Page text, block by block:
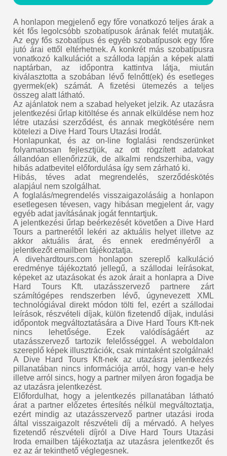
A honlapon megjelenő egy főre vonatkozó teljes árak a
két fős legolcsóbb szobatípusok árának felét mutatják.
Az egy fős szobatípus és egyéb szobatípusok egy főre
jutó árai ettől eltérhetnek. A konkrét más szobatípusra
vonatkozó kalkulációt a szálloda lapján a képek alatti
naptárban, az időpontra kattintva látja, miután
kiválasztotta a szobában lévő felnőtt(ek) és esetleges
gyermek(ek) számát. A fizetési ütemezés a teljes
összeg alatt látható.
Az ajánlatok nem a szabad helyeket jelzik. Az utazásra
jelentkezési űrlap kitöltése és annak elküldése nem hoz
létre utazási szerződést, és annak megkötésére nem
kötelezi a Dive Hard Tours Utazási Irodát.
Honlapunkat, és az on-line foglalási rendszerünket
folyamatosan fejlesztjük, az ott rögzített adatokat
állandóan ellenőrizzük, de alkalmi rendszerhiba, vagy
hibás adatbevitel előfordulása így sem zárható ki.
Hibás, téves adat megrendelés, szerződéskötés
alapjául nem szolgálhat.
A foglalás/megrendelés visszaigazolásáig a honlapon
esetlegesen tévesen, vagy hibásan megjelent ár, vagy
egyéb adat javításának jogát fenntartjuk.
A jelentkezési űrlap beérkezését követően a Dive Hard
Tours a partnerétől lekéri az aktuális helyet illetve az
akkor aktuális árat, és ennek eredményéről a
jelentkezőt emailben tájékoztatja.
A divehardtours.com honlapon szereplő kalkuláció
eredménye tájékoztató jellegű, a szállodai leírásokat,
képeket az utazásokat és azok árait a honlapra a Dive
Hard Tours Kft. utazásszervező partnere zárt
számítógépes rendszerben lévő, úgynevezett XML
technológiával direkt módon tölti fel, ezért a szállodai
leírások, részvételi díjak, külön fizetendő díjak, indulási
időpontok megváltoztatására a Dive Hard Tours Kft-nek
nincs lehetősége. Ezek valódíságáért az
utazásszervező tartozik felelősséggel. A weboldalon
szereplő képek illusztrációk, csak mintaként szolgálnak!
A Dive Hard Tours Kft-nek az utazásra jelentkezés
pillanatában nincs információja arról, hogy van-e hely
illetve arról sincs, hogy a partner milyen áron fogadja be
az utazásra jelentkezést.
Előfordulhat, hogy a jelentkezés pillanatában látható
árat a partner előzetes értesítés nélkül megváltoztatja,
ezért mindig az utazásszervező partner utazási iroda
által visszaigazolt részvételi díj a mérvadó. A helyes
fizetendő részvételi díjról a Dive Hard Tours Utazási
Iroda emailben tájékoztatja az utazásra jelentkezőt és
ez az ár tekinthető véglegesnek.